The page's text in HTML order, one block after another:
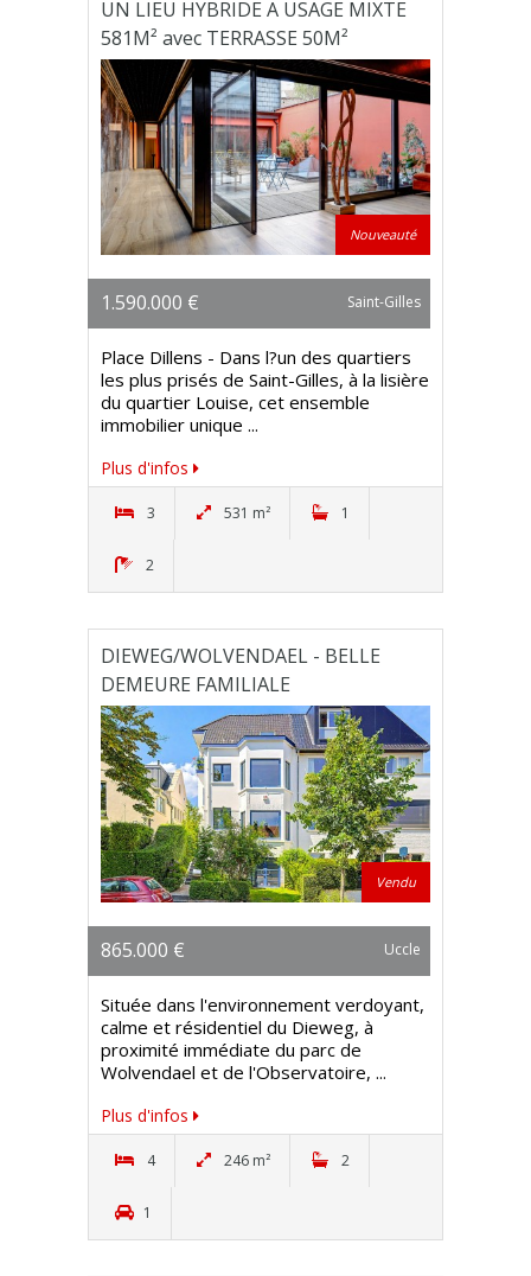
UN LIEU HYBRIDE A USAGE MIXTE
581M² avec TERRASSE 50M²
Nouveauté
1.590.000 € Saint-Gilles
Place Dillens - Dans l?un des quartiers
les plus prisés de Saint-Gilles, à la lisière
du quartier Louise, cet ensemble
immobilier unique ...
Plus d'infos
3 531 m² 1
2
DIEWEG/WOLVENDAEL - BELLE
DEMEURE FAMILIALE
Vendu
865.000 € Uccle
Située dans l'environnement verdoyant,
calme et résidentiel du Dieweg, à
proximité immédiate du parc de
Wolvendael et de l'Observatoire, ...
Plus d'infos
4 246 m² 2
1